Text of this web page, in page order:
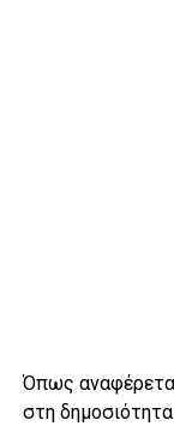
Όπως
στη